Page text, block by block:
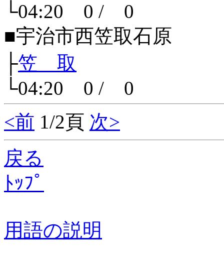
└04:20 0 / 0
■宇治市西笠取石原
├笠 取
└04:20 0 / 0
<前 1/2頁 次>
戻る
ﾄｯﾌﾟ
用語の説明